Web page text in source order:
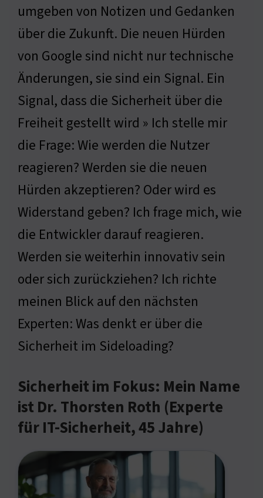
umgeben von Notizen und Gedanken
über die Zukunft. Die neuen Hürden
von Google sind nicht nur technische
Änderungen, sie sind ein Signal. Ein
Signal, dass die Sicherheit über die
Freiheit gestellt wird » Ich stelle mir
die Frage: Wie werden die Nutzer
reagieren? Werden sie die neuen
Hürden akzeptieren? Oder wird es
Widerstand geben? Ich frage mich, wie
die Entwickler darauf reagieren.
Werden sie weiterhin innovativ sein
oder sich zurückziehen? Ich richte
meinen Blick auf den nächsten
Experten: Was denkt er über die
Sicherheit im Sideloading?
Sicherheit im Fokus: Mein Name
ist Dr. Thorsten Roth (Experte
für IT-Sicherheit, 45 Jahre)